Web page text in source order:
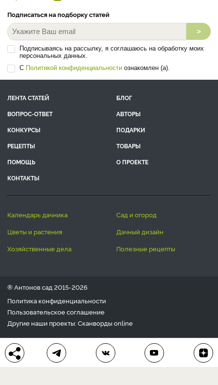
Подписаться на подборку статей
>
Подписываясь на рассылку, я соглашаюсь на обработку моих
персональных данных.
С Политикой конфиденциальности ознакомлен (а).
ЛЕНТА СТАТЕЙ
БЛОГ
ВОПРОС-ОТВЕТ
АВТОРЫ
КОНКУРСЫ
ПОДАРКИ
РЕЦЕПТЫ
ТОВАРЫ
ПОМОЩЬ
О ПРОЕКТЕ
КОНТАКТЫ
календарь дачника
сад и огород
цветы и растения
дачный дизайн
хозяйственные дела
полезные рецепты
® Антонов сад 2015-2026
Политика конфиденциальности
Пользовательское соглашение
Другие наши проекты: Сканвордыonline
Любое использование материала допускается только с
письменного согласия редакции